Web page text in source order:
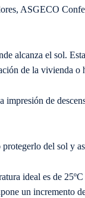
ASGECO
alcanza el sol.
de la vivienda o
de
del sol y
ideal es de
un incremento